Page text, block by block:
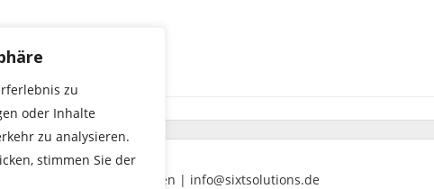
zu
oder Inhalte
zu analysieren.
stimmen Sie der
29 | 71364 winnenden | info@sixtsolutions.de